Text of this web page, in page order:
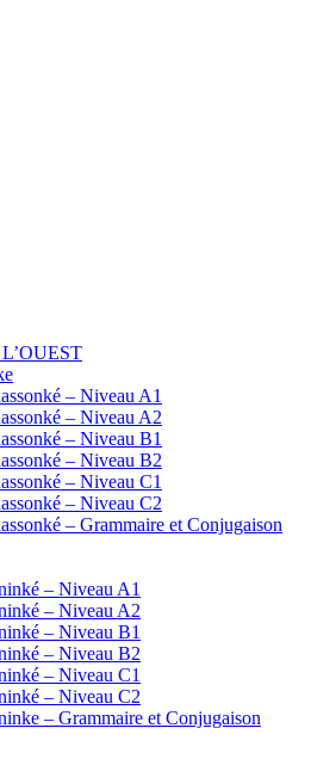
– Niveau A1
– Niveau A2
– Niveau B1
– Niveau B2
– Niveau C1
– Niveau C2
– Grammaire et Conjugaison
– Niveau A1
– Niveau A2
– Niveau B1
– Niveau B2
– Niveau C1
– Niveau C2
– Grammaire et Conjugaison